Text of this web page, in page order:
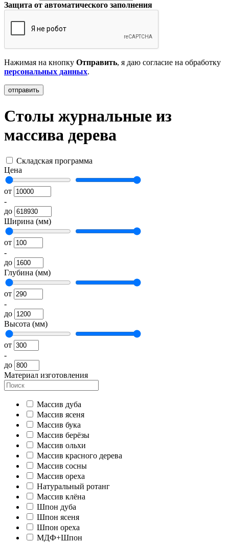
Защита от автоматического заполнения
Нажимая на кнопку Отправить, я даю согласие на обработку
персональных данных.
Столы журнальные из
массива дерева
Складская программа
Цена
от
-
до
Ширина (мм)
от
-
до
Глубина (мм)
от
-
до
Высота (мм)
от
-
до
Материал изготовления
Массив дуба
Массив ясеня
Массив бука
Массив берёзы
Массив ольхи
Массив красного дерева
Массив сосны
Массив ореха
Натуральный ротанг
Массив клёна
Шпон дуба
Шпон ясеня
Шпон ореха
МДФ+Шпон